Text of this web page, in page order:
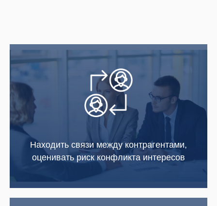
Находить связи между контрагентами,
оценивать риск конфликта интересов